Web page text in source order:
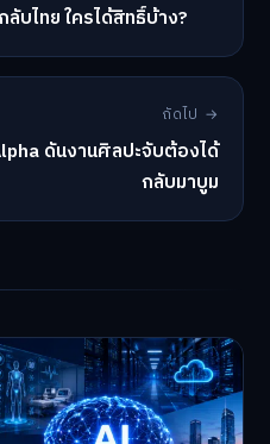
บไทย ใครได้สิทธิ์บ้าง?
ถัดไป →
ดันงานศิลปะจับต้องได้
กลับมาบูม
ที่กำลังเปลี่ยนโลก